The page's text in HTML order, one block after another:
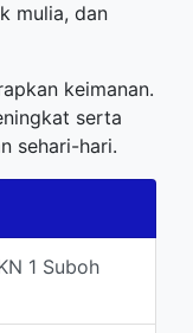
mulia, dan
keimanan.
serta
sehari-hari.
1 Suboh